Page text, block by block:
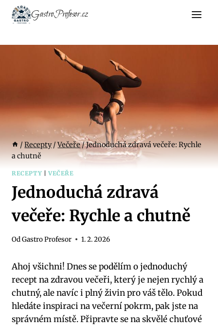
Přeskočit
GastroProfesor.cz
/ Recepty/ Večeře/Jednoduchá zdravá večeře: Rychle
a chutně
RECEPTY |VEČEŘE
Jednoduchá zdravá
večeře: Rychle a chutně
OdGastro Profesor 1. 2. 2026
Ahoj všichni! Dnes se podělím o jednoduchý
recept na zdravou večeři, který je nejen rychlý a
chutný, ale navíc i plný živin pro váš tělo. Pokud
hledáte inspiraci na večerní pokrm, pak jste na
správném místě. Připravte se na skvělé chuťové